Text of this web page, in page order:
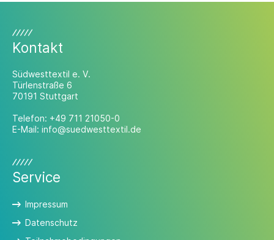
Kontakt
Südwesttextil e. V.
Türlenstraße 6
70191 Stuttgart
Telefon: +49 711 21050-0
E-Mail: info@suedwesttextil.de
Service
Impressum
Datenschutz